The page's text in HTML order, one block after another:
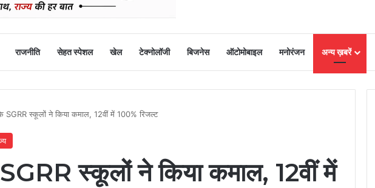
राजनीति सेहत स्पेशल खेल टेक्नोलॉजी बिजनेस ऑटोमोबाइल मनोरंजन अन्य ख़बरें
SGRR स्कूलों ने किया कमाल, 12वीं में 100% रिजल्ट
स्कूलों ने किया कमाल, 12वीं में